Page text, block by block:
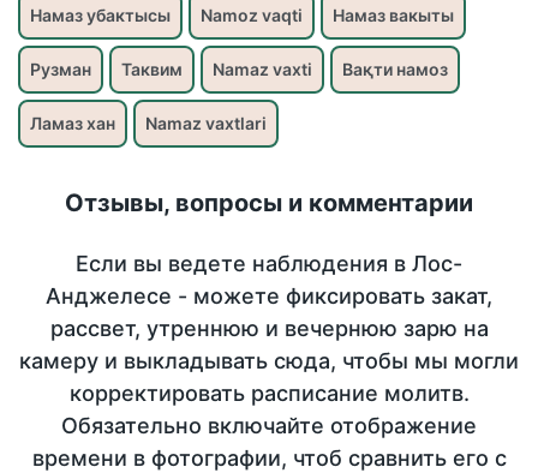
Намаз убактысы Namoz vaqti Намаз вакыты
Рузман Таквим Namaz vaxti Вақти намоз
Ламаз хан Namaz vaxtlari
Отзывы, вопросы и комментарии
Если вы ведете наблюдения в Лос-
Анджелесе - можете фиксировать закат,
рассвет, утреннюю и вечернюю зарю на
камеру и выкладывать сюда, чтобы мы могли
корректировать расписание молитв.
Обязательно включайте отображение
времени в фотографии, чтоб сравнить его с